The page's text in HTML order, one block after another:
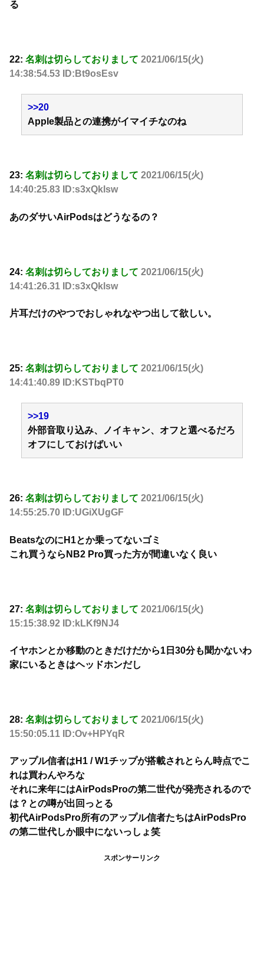
る
22: 名刺は切らしておりまして 2021/06/15(火)
14:38:54.53 ID:Bt9osEsv
>>20
Apple製品との連携がイマイチなのね
23: 名刺は切らしておりまして 2021/06/15(火)
14:40:25.83 ID:s3xQklsw
あのダサいAirPodsはどうなるの？
24: 名刺は切らしておりまして 2021/06/15(火)
14:41:26.31 ID:s3xQklsw
片耳だけのやつでおしゃれなやつ出して欲しい。
25: 名刺は切らしておりまして 2021/06/15(火)
14:41:40.89 ID:KSTbqPT0
>>19
外部音取り込み、ノイキャン、オフと選べるだろ
オフにしておけばいい
26: 名刺は切らしておりまして 2021/06/15(火)
14:55:25.70 ID:UGiXUgGF
BeatsなのにH1とか乗ってないゴミ
これ買うならNB2 Pro買った方が間違いなく良い
27: 名刺は切らしておりまして 2021/06/15(火)
15:15:38.92 ID:kLKf9NJ4
イヤホンとか移動のときだけだから1日30分も聞かないわ
家にいるときはヘッドホンだし
28: 名刺は切らしておりまして 2021/06/15(火)
15:50:05.11 ID:Ov+HPYqR
アップル信者はH1 / W1チップが搭載されとらん時点でこ
れは買わんやろな
それに来年にはAirPodsProの第二世代が発売されるので
は？との噂が出回っとる
初代AirPodsPro所有のアップル信者たちはAirPodsPro
の第二世代しか眼中にないっしょ笑
スポンサーリンク